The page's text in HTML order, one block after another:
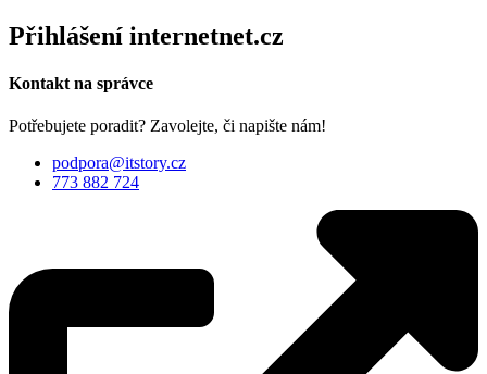
Přihlášení internetnet.cz
Kontakt na správce
Potřebujete poradit? Zavolejte, či napište nám!
podpora@itstory.cz
773 882 724